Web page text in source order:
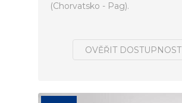
(Chorvatsko - Pag).
OVĚŘIT DOSTUPNOST